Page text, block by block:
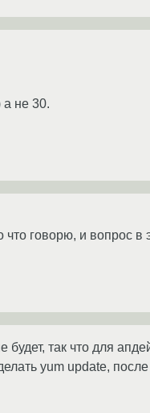
не 30.
что говорю, и вопрос
так что для
yum update,